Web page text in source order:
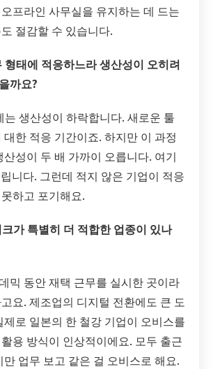
프라인 사무실을 유지하는 데 드는
절감할 수 있습니다.
형태에 적응하느라 생산성이 오히려
까요?
는 생산성이 하락합니다. 새로운 툴
한 적응 기간이죠. 하지만 이 과정
성이 두 배 가까이 오릅니다. 여기
니다. 그런데 적지 않은 기업이 적응
하고 포기해요.
가 특별히 더 적합한 업종이 있나
믹 동안 재택 근무를 실시한 곳이라
요. 제조업의 디지털 전환에도 큰 도
제로 일본의 한 철강 기업이 오비스를
용 방식이 인상적이에요. 모두 출근
업무 보고 같은 걸 오비스로 해요.